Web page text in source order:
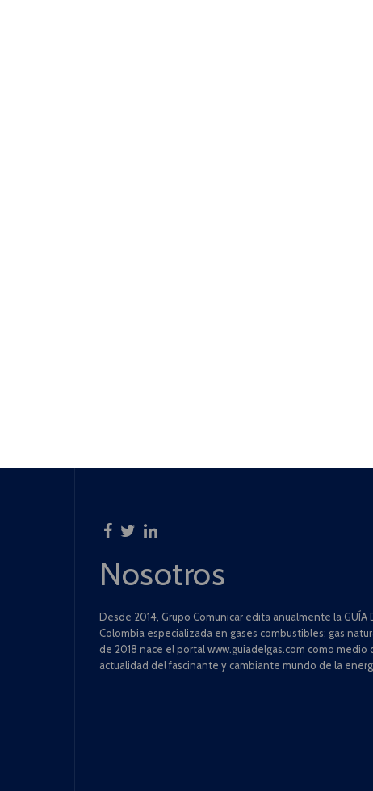
Nosotros
Desde 2014, Grupo Comunicar edita anualmente la GUÍA
Colombia especializada en gases combustibles: gas
de 2018 nace el portal www.guiadelgas.com como
actualidad del fascinante y cambiante mundo de la